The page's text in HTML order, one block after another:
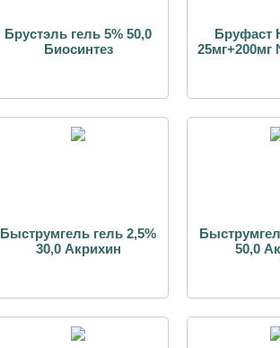
Брустэль гель 5% 50,0
Биосинтез
Бруфаст
Быструмгель гель 2,5%
30,0 Акрихин
50,0